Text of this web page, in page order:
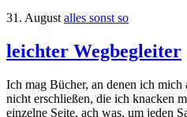
31. August alles sonst so
leichter Wegbegleiter
Ich mag Bücher, an denen ich
nicht erschließen, die ich knacken
einzelne Seite, ach was, um jeden